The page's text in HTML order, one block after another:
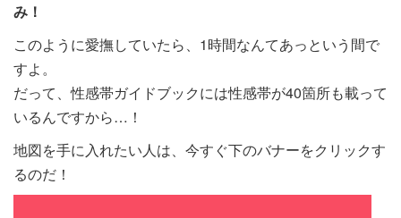
み！
このように愛撫していたら、1時間なんてあっという間で
すよ。
だって、性感帯ガイドブックには性感帯が40箇所も載って
いるんですから…！
地図を手に入れたい人は、今すぐ下のバナーをクリックす
るのだ！